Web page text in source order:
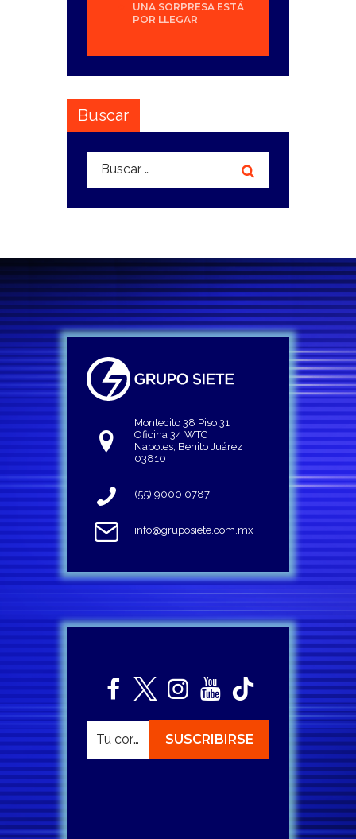
UNA SORPRESA ESTÁ
POR LLEGAR
Buscar
Buscar:
Montecito 38 Piso 31
Oficina 34 WTC
Napoles, Benito Juárez
03810
(55) 9000 0787
info@gruposiete.com.mx